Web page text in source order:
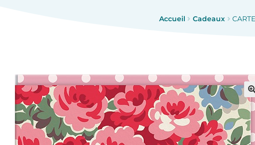
Accueil Cadeaux